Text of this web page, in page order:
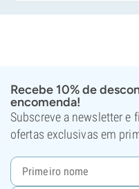
Recebe 10% de
encomenda!
Subscreve a newsletter e
ofertas exclusivas em